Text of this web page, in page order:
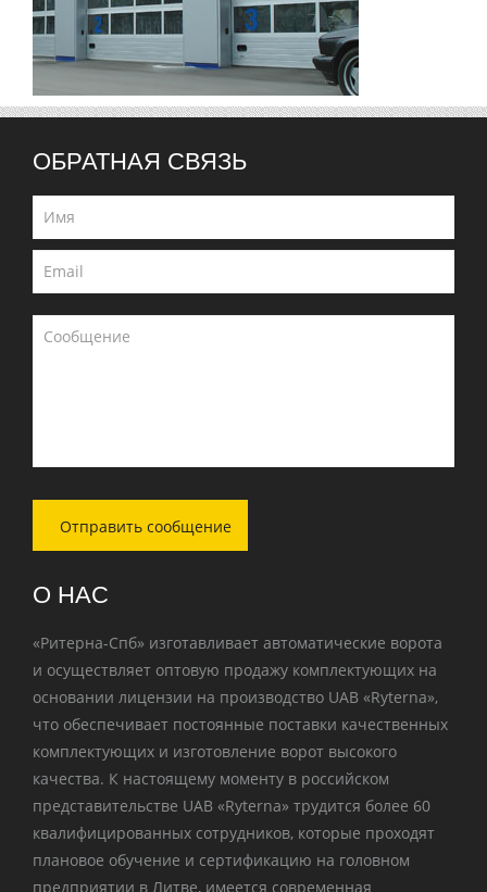
ОБРАТНАЯ СВЯЗЬ
О НАС
«Ритерна-Спб» изготавливает автоматические ворота
и осуществляет оптовую продажу комплектующих на
основании лицензии на производство UAB «Ryterna»,
что обеспечивает постоянные поставки качественных
комплектующих и изготовление ворот высокого
качества. К настоящему моменту в российском
представительстве UAB «Ryterna» трудится более 60
квалифицированных сотрудников, которые проходят
плановое обучение и сертификацию на головном
предприятии в Литве, имеется современная